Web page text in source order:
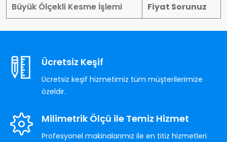
Büyük Ölçekli Kesme İşlemi
Fiyat Sorunuz
Ücretsiz Keşif
Ücretsiz keşif hizmetimiz tüm müşterilerimize
özeldir.
Milimetrik Ölçü ile Temiz Hizmet
Profesyonel makinalarımız ile en titiz hizmetleri